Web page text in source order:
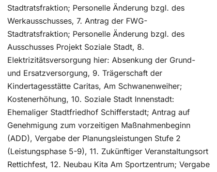
Stadtratsfraktion; Personelle Änderung bzgl. des
Werkausschusses, 7. Antrag der FWG-
Stadtratsfraktion; Personelle Änderung bzgl. des
Ausschusses Projekt Soziale Stadt, 8.
Elektrizitätsversorgung hier: Absenkung der Grund-
und Ersatzversorgung, 9. Trägerschaft der
Kindertagesstätte Caritas, Am Schwanenweiher;
Kostenerhöhung, 10. Soziale Stadt Innenstadt:
Ehemaliger Stadtfriedhof Schifferstadt; Antrag auf
Genehmigung zum vorzeitigen Maßnahmenbeginn
(ADD), Vergabe der Planungsleistungen Stufe 2
(Leistungsphase 5-9), 11. Zukünftiger Veranstaltungsort
Rettichfest, 12. Neubau Kita Am Sportzentrum; Vergabe